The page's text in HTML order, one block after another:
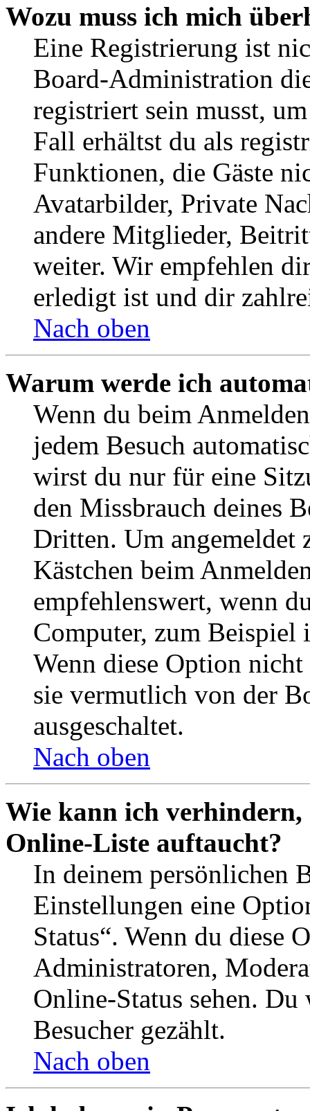
Wozu muss ich mich
Eine Registrierung ist
Board-Administration
registriert sein musst,
Fall erhältst du als
Funktionen, die Gäste
Avatarbilder, Private
andere Mitglieder,
weiter. Wir empfehlen
erledigt ist und dir
Nach oben
Warum werde ich
Wenn du beim
jedem Besuch
wirst du nur für eine
den Missbrauch deines
Dritten. Um angemeldet
Kästchen beim
empfehlenswert, wenn
Computer, zum Beispiel
Wenn diese Option
sie vermutlich von der
ausgeschaltet.
Nach oben
Wie kann ich verhindern,
Online-Liste auftaucht?
In deinem persönlichen
Einstellungen eine
Status“. Wenn du diese
Administratoren,
Online-Status sehen.
Besucher gezählt.
Nach oben